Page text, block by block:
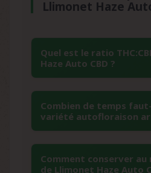
Llimonet Haze
Quel est le ratio
Haze Auto CBD ?
La Llimonet Haze Auto
THC:CBD équilibré de
recherchée pour son
modéré et équilibré.
Combien de temps
variété autofloraison
Cette variété
présente un cycle
Comment conserver au
de Llimonet Haze Auto